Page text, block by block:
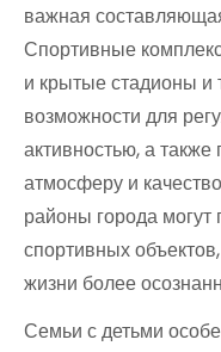
важная
Спортивные
и крытые стадионы и
возможности для
активностью, а
атмосферу и
районы города могут
спортивных
жизни более
Семьи с детьми